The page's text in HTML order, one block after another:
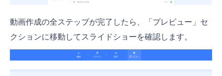
動画作成の全ステップが完了したら、「プレビュー」セ
クションに移動してスライドショーを確認します。